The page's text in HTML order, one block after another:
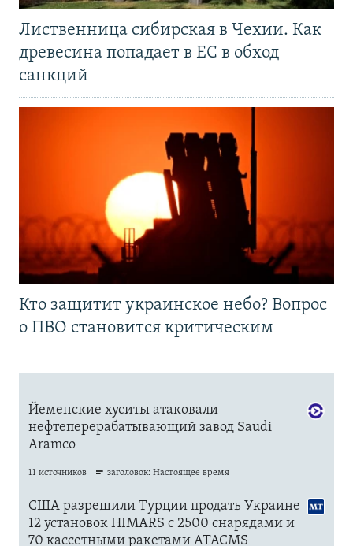
Лиственница сибирская в Чехии. Как
древесина попадает в ЕС в обход
санкций
Кто защитит украинское небо? Вопрос
о ПВО становится критическим